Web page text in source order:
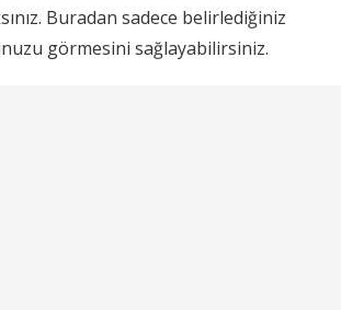
Buradan sadece belirlediğiniz
görmesini sağlayabilirsiniz.